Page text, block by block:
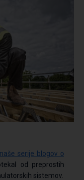
serije blogov o
od preprostih
sistemov.